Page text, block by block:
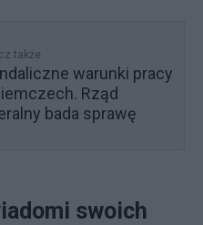
także
warunki pracy
Rząd
bada sprawę
swoich